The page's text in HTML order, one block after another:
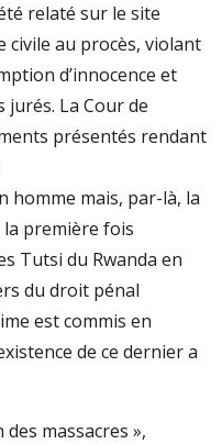
relaté sur le site
civile au procès, violant
d’innocence et
jurés. La Cour de
présentés rendant
homme mais, par­-là, la
première fois
Tutsi du Rwanda en
du droit pénal
est commis en
de ce dernier a
des mas­sacres »,